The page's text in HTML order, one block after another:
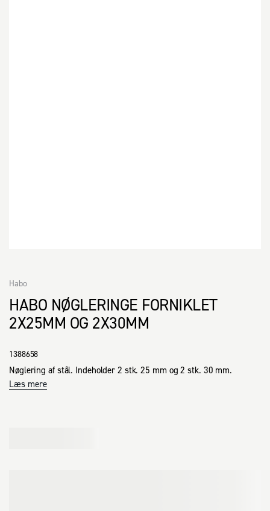
HABO NØGLERINGE FORNIKLET
2X25MM OG 2X30MM
Habo
1388658
Nøglering af stål. Indeholder 2 stk. 25 mm og 2 stk. 30 mm.
Læs mere